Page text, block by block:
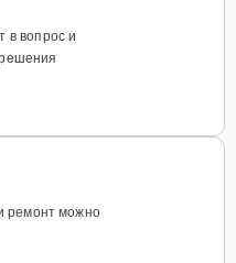
в вопрос и
ремонт можно